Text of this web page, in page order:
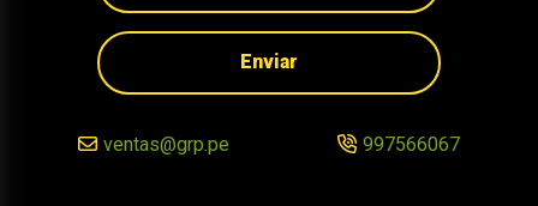
Enviar
ventas@grp.pe 997566067